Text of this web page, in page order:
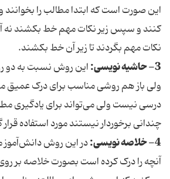
این صورت است که ابتدا مطالب را بخوانند
کنند و سپس زیر نکات مهم خط بکشند نه
نکات مهم بگردند تا زیر آن خط بکشند.
3- حاشیه نویسی:
این روش نسبت به دو
ولی باز هم روشی مناسب برای درک عمیق
درسی نیست ولی می‌تواند برای یادگیری
چندانی برخوردار نیستند مورد استفاده قرار
4- خلاصه نویسی:
در این روش دانش‌آموز
آنچه را درک کرده است بصورت خلاصه بر